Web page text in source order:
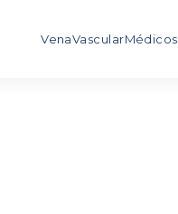
VenaVascularMédicos